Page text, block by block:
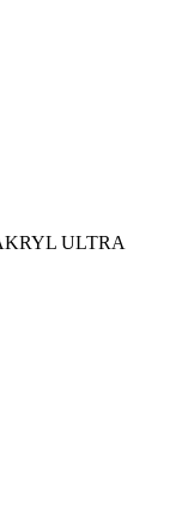
ULTRA